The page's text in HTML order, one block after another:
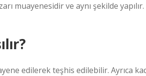
muayenesidir ve aynı şekilde yapılır.
edilerek teşhis edilebilir. Ayrıca